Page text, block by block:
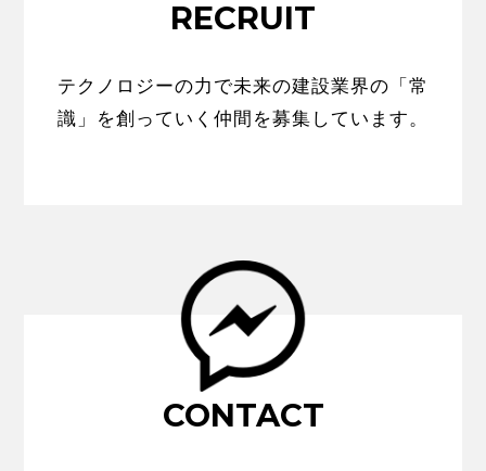
RECRUIT
テクノロジーの力で未来の建設業界の「常
識」を創っていく仲間を募集しています。
CONTACT